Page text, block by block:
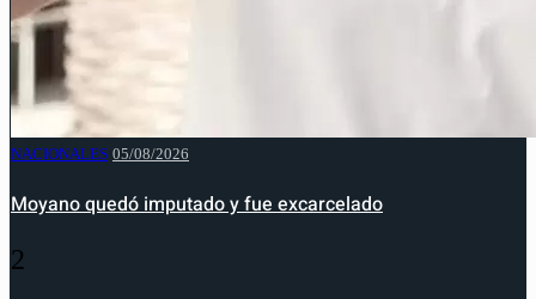
NACIONALES 05/08/2026
Moyano quedó imputado y fue excarcelado
2